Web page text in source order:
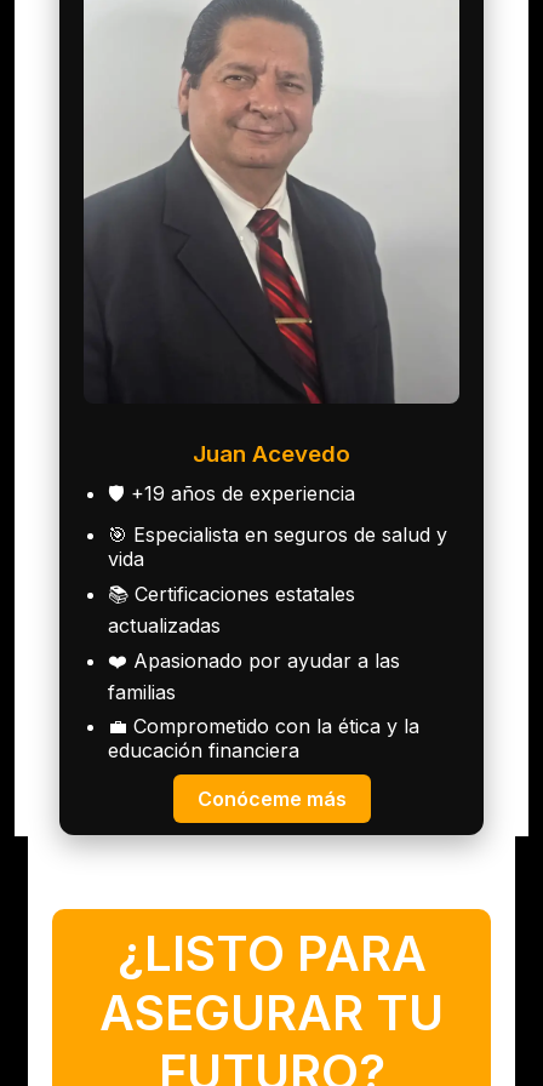
Juan Acevedo
🛡️ +19 años de experiencia
🎯 Especialista en seguros de salud y
vida
📚 Certificaciones estatales
actualizadas
❤️ Apasionado por ayudar a las
familias
💼 Comprometido con la ética y la
educación financiera
Conóceme más
¿LISTO PARA
ASEGURAR TU
FUTURO?